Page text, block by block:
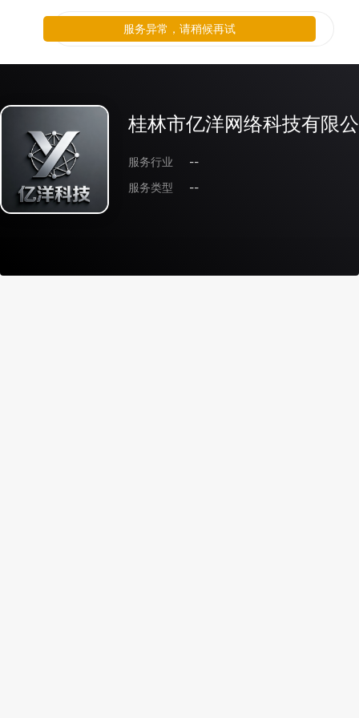
桂林市亿洋网络科技有限
服务行业
--
服务类型
--
服务异常，请稍候再试